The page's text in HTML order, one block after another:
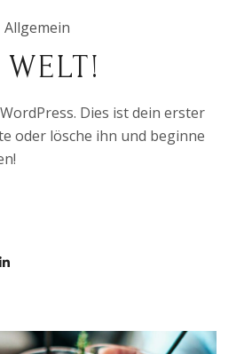
Allgemein
Dies ist dein erster
oder lösche ihn und beginne